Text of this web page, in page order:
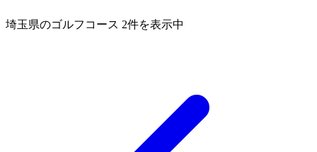
埼玉県のゴルフコース 2件を表示中